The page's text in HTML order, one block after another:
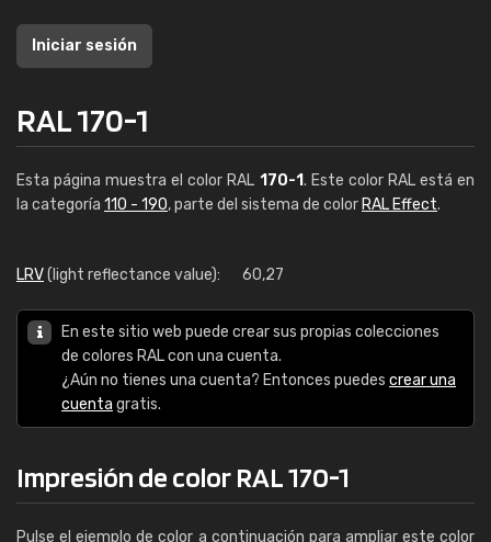
Iniciar sesión
RAL 170-1
Esta página muestra el color RAL 170-1. Este color RAL está en
la categoría 110 - 190, parte del sistema de color RAL Effect.
LRV(light reflectance value): 60,27
En este sitio web puede crear sus propias colecciones
de colores RAL con una cuenta.
¿Aún no tienes una cuenta? Entonces puedes crear una
cuenta gratis.
Impresión de color RAL 170-1
Pulse el ejemplo de color a continuación para ampliar este color